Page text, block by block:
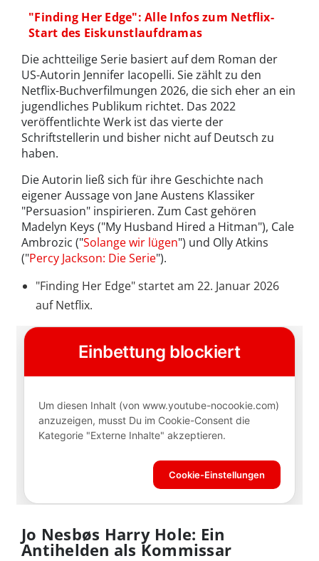
"Finding Her Edge": Alle Infos zum Netflix-
Start des Eiskunstlaufdramas
Die achtteilige Serie basiert auf dem Roman der
US-Autorin Jennifer Iacopelli. Sie zählt zu den
Netflix-Buchverfilmungen 2026, die sich eher an ein
jugendliches Publikum richtet. Das 2022
veröffentlichte Werk ist das vierte der
Schriftstellerin und bisher nicht auf Deutsch zu
haben.
Die Autorin ließ sich für ihre Geschichte nach
eigener Aussage von Jane Austens Klassiker
"Persuasion" inspirieren. Zum Cast gehören
Madelyn Keys ("My Husband Hired a Hitman"), Cale
Ambrozic ("Solange wir lügen") und Olly Atkins
("Percy Jackson: Die Serie").
"Finding Her Edge" startet am 22. Januar 2026
auf Netflix.
Jo Nesbøs Harry Hole: Ein
Antihelden als Kommissar